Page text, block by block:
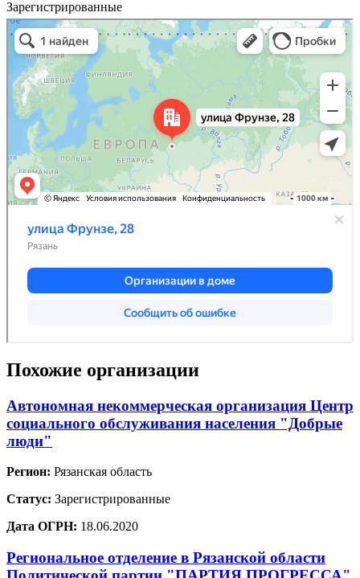
Зарегистрированные
Похожие организации
Автономная некоммерческая организация Центр
социального обслуживания населения "Добрые
люди"
Регион: Рязанская область
Статус: Зарегистрированные
Дата ОГРН: 18.06.2020
Региональное отделение в Рязанской области